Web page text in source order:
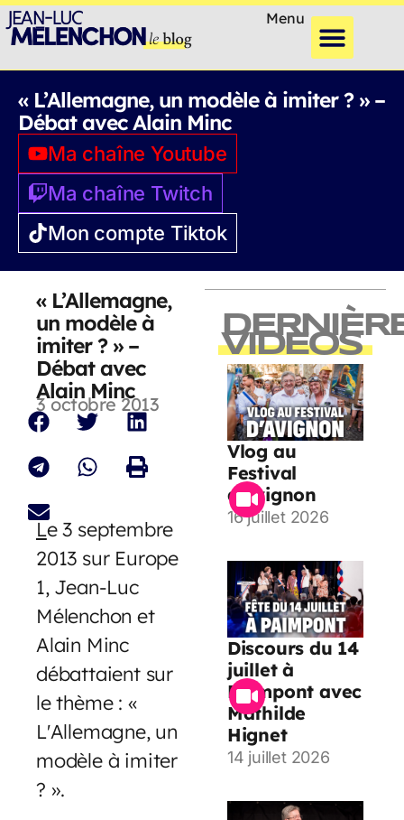
Menu
« L’Allemagne, un modèle à imiter ? » –
Débat avec Alain Minc
Ma chaîne Youtube
Ma chaîne Twitch
Mon compte Tiktok
« L’Allemagne,
un modèle à
imiter ? » –
Débat avec
Alain Minc
3 octobre 2013
Le 3 septembre
2013 sur Europe
1, Jean-Luc
Mélenchon et
Alain Minc
débattaient sur
le thème : «
L'Allemagne, un
modèle à imiter
? ».
VIDEOS
Vlog au
Festival
d’Avignon
16 juillet 2026
Discours du 14
juillet à
Paimpont avec
Mathilde
Hignet
14 juillet 2026